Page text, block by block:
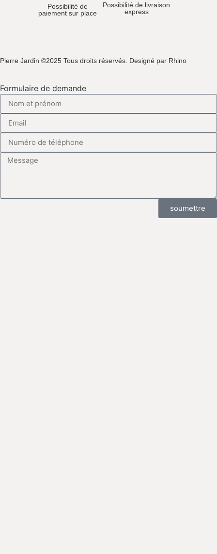
Possibilité de
paiement sur place
Possibilité de livraison
express
Pierre Jardin ©2025 Tous droits réservés. Designé par Rhino
Formulaire de demande
soumettre